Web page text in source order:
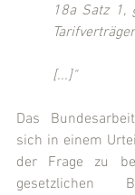
18a Satz
[...]"
Das
sich in einem
der Frage zu
gesetzlichen